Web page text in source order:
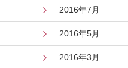
2016年7月
2016年5月
2016年3月